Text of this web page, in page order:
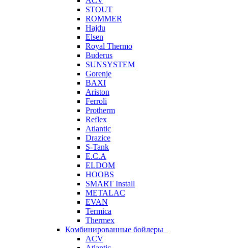
STOUT
ROMMER
Hajdu
Elsen
Royal Thermo
Buderus
SUNSYSTEM
Gorenje
BAXI
Ariston
Ferroli
Protherm
Reflex
Atlantic
Drazice
S-Tank
E.C.A
ELDOM
HOOBS
SMART Install
METALAC
EVAN
Termica
Thermex
Комбинированные бойлеры
ACV